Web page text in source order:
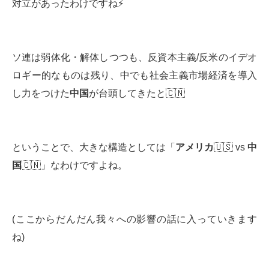
対立があったわけですね⚡️
ソ連は弱体化・解体しつつも、反資本主義/反米のイデオ
ロギー的なものは残り、中でも社会主義市場経済を導入
し力をつけた中国が台頭してきたと🇨🇳
ということで、大きな構造としては「 アメリカ🇺🇸 vs 中
国🇨🇳」なわけですよね。
(ここからだんだん我々への影響の話に入っていきます
ね)